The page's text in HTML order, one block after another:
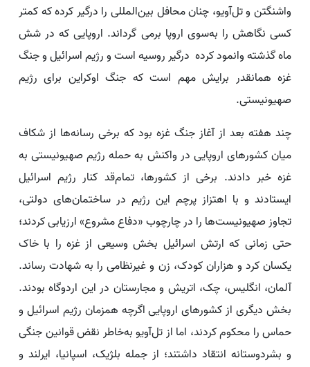
واشنگتن و تل‌آویو، چنان محافل بین‌المللی را درگیر کرده که کمتر
کسی نگاهش را به‌سوی اروپا برمی گرداند. اروپایی که در شش
ماه گذشته وانمود کرده درگیر روسیه است و رژیم اسرائیل و جنگ
غزه همانقدر برایش مهم است که جنگ اوکراین برای رژیم
صهیونیستی.
چند هفته بعد از آغاز جنگ غزه بود که برخی رسانه‌ها از شکاف
میان کشورهای اروپایی در واکنش به حمله رژیم صهیونیستی به
غزه خبر دادند. برخی از کشورها، تمام‌قد کنار رژیم اسرائیل
ایستادند و با اهتزاز پرچم این رژیم در ساختمان‌های دولتی،
تجاوز صهیونیست‌ها را در چارچوب «دفاع مشروع» ارزیابی کردند؛
حتی زمانی که ارتش اسرائیل بخش وسیعی از غزه را با خاک
یکسان کرد و هزاران کودک، زن و غیرنظامی را به شهادت رساند.
آلمان، انگلیس، چک، اتریش و مجارستان در این اردوگاه بودند.
بخش دیگری از کشورهای اروپایی اگرچه همزمان رژیم اسرائیل و
حماس را محکوم کردند، اما از تل‌آویو به‌خاطر نقض قوانین جنگی
و بشردوستانه انتقاد داشتند؛ از جمله بلژیک، اسپانیا، ایرلند و